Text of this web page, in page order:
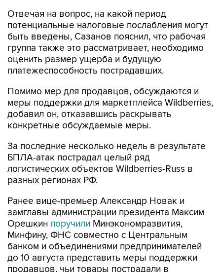
Отвечая на вопрос, на какой период
потенциальные налоговые послабления могут
быть введены, Сазанов пояснил, что рабочая
группа также это рассматривает, необходимо
оценить размер ущерба и будущую
платежеспособность пострадавших.
Помимо мер для продавцов, обсуждаются и
меры поддержки для маркетплейса Wildberries,
добавил он, отказавшись раскрывать
конкретные обсуждаемые меры.
За последние несколько недель в результате
БПЛА-атак пострадал целый ряд
логистических объектов Wildberries-Russ в
разных регионах РФ.
Ранее вице-премьер Александр Новак и
замглавы администрации президента Максим
Орешкин поручили Минэкономразвития,
Минфину, ФНС совместно с Центральным
банком и объединениями предпринимателей
до 10 августа представить меры поддержки
продавцов, чьи товары пострадали в